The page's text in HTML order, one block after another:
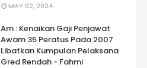
MAY 02, 2024
Am : Kenaikan Gaji Penjawat
Awam 35 Peratus Pada 2007
Libatkan Kumpulan Pelaksana
Gred Rendah - Fahmi